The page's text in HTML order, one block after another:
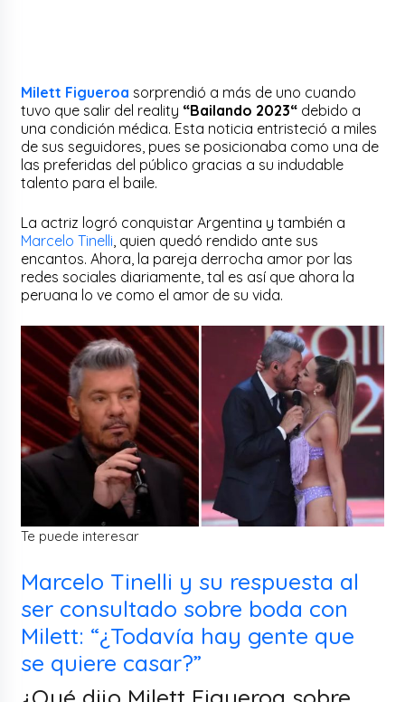
Milett Figueroa sorprendió a más de uno cuando
tuvo que salir del reality “Bailando 2023“ debido a
una condición médica. Esta noticia entristeció a miles
de sus seguidores, pues se posicionaba como una de
las preferidas del público gracias a su indudable
talento para el baile.
La actriz logró conquistar Argentina y también a
Marcelo Tinelli , quien quedó rendido ante sus
encantos. Ahora, la pareja derrocha amor por las
redes sociales diariamente, tal es así que ahora la
peruana lo ve como el amor de su vida.
Te puede interesar
Marcelo Tinelli y su respuesta al
ser consultado sobre boda con
Milett: “¿Todavía hay gente que
se quiere casar?”